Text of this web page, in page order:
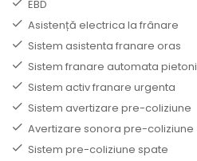
EBD
Asistență electrica la frânare
Sistem asistenta franare oras
Sistem franare automata pietoni
Sistem activ franare urgenta
Sistem avertizare pre-coliziune
Avertizare sonora pre-coliziune
Sistem pre-coliziune spate